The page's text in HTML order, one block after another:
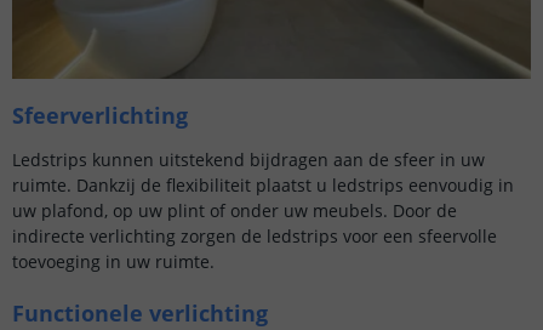
Sfeerverlichting
Ledstrips kunnen uitstekend bijdragen aan de sfeer in uw
ruimte. Dankzij de flexibiliteit plaatst u ledstrips eenvoudig in
uw plafond, op uw plint of onder uw meubels. Door de
indirecte verlichting zorgen de ledstrips voor een sfeervolle
toevoeging in uw ruimte.
Functionele verlichting